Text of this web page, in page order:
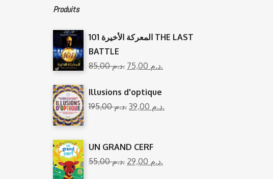
Produits
المعركة الأخيرة 101 THE LAST
BATTLE
85,00
د.م. 75,00 د.م.
Illusions d'optique
195,00
د.م. 39,00 د.م.
UN GRAND CERF
55,00
د.م. 29,00 د.م.